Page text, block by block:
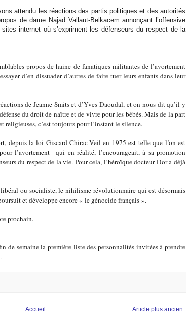
attendu les réactions des partis politiques et des autorités
de dame Najad Vallaut-Belkacem annonçant l’offensive
internet où s’expriment les défenseurs du respect de la
propos de haine de fanatiques militantes de l’avortement
d’en dissuader d’autres de faire tuer leurs enfants dans leur
de Jeanne Smits et d’Yves Daoudal, et on nous dit qu’il y
du droit de naître et de vivre pour les bébés. Mais de la part
religieuses, c’est toujours pour l’instant le silence.
depuis la loi Giscard-Chirac-Veil en 1975 est telle que l’on est
l’avortement qui en réalité, l’encourageait, à sa promotion
du respect de la vie. Pour cela, l’héroïque docteur Dor a déjà
ou socialiste, le nihilisme révolutionnaire qui est désormais
et développe encore « le génocide français ».
prochain.
semaine la première liste des personnalités invitées à prendre
Article plus ancien
Accueil